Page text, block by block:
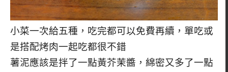
小菜一次給五種，吃完都可以免費再續，單吃或
是搭配烤肉一起吃都很不錯
薯泥應該是拌了一點黃芥茉醬，綿密又多了一點